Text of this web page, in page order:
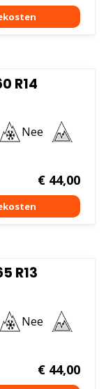
R14
Nee
€44,00
R13
Nee
€44,00